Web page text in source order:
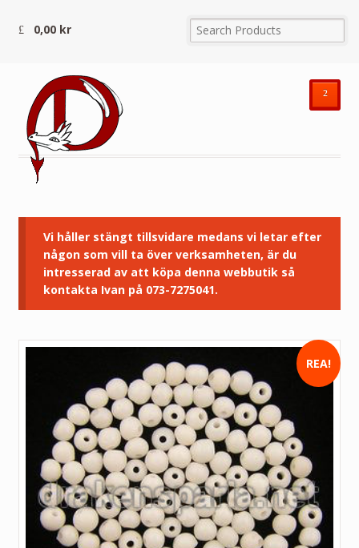
0,00 kr
²
Vi håller stängt tillsvidare medans vi letar efter
någon som vill ta över verksamheten, är du
intresserad av att köpa denna webbutik så
kontakta Ivan på 073-7275041.
REA!